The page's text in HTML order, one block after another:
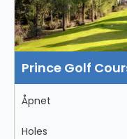
Prince Golf
Åpnet
Holes